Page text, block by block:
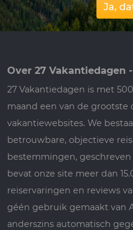
Ja,
Over 27 Vakantiedagen
27 Vakantiedagen is met
maand een van de grootste
vakantiewebsites. We
betrouwbare, objectieve
bestemmingen,
bevat onze site meer dan
reiservaringen en reviews
géén gebruik gemaakt van
anderszins automatisch